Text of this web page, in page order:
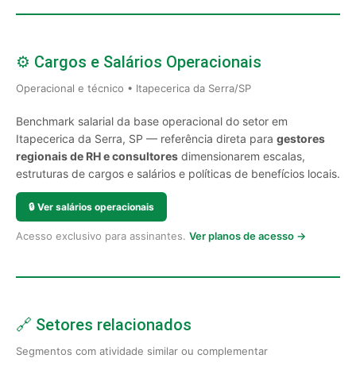
⚙️ Cargos e Salários Operacionais
Operacional e técnico • Itapecerica da Serra/SP
Benchmark salarial da base operacional do setor em
Itapecerica da Serra, SP — referência direta para gestores
regionais de RH e consultores dimensionarem escalas,
estruturas de cargos e salários e políticas de benefícios locais.
🔒 Ver salários operacionais
Acesso exclusivo para assinantes. Ver planos de acesso →
🔗 Setores relacionados
Segmentos com atividade similar ou complementar